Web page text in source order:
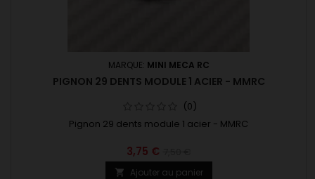
MARQUE: MINI MECA RC
PIGNON 29 DENTS MODULE 1 ACIER - MMRC
(0)
Pignon 29 dents module 1 acier - MMRC
3,75 €
 Ajouter au panier